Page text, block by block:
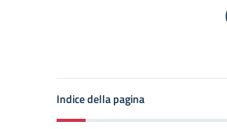
Indice della pagina